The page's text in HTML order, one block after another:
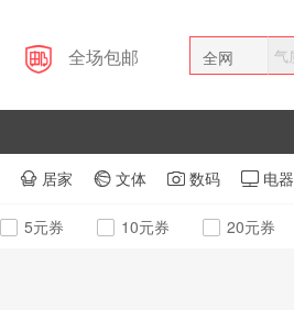
 全场包邮 全网
 居家  文体  数码  电器
5元券 10元券 20元券